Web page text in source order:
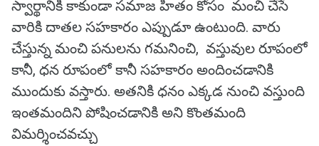
స్వార్థానికి కాకుండా సమాజ హితం కోసం మంచి చేసే
వారికి దాతల సహకారం ఎప్పుడూ ఉంటుంది. వారు
చేస్తున్న మంచి పనులను గమనించి, వస్తువుల రూపంలో
కానీ, ధన రూపంలో కానీ సహకారం అందించడానికి
ముందుకు వస్తారు. అతనికి ధనం ఎక్కడ నుంచి వస్తుంది
ఇంతమందిని పోషించడానికి అని కొంతమంది
విమర్శించవచ్చు